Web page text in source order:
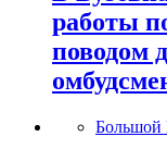
работы
поводом
Большой